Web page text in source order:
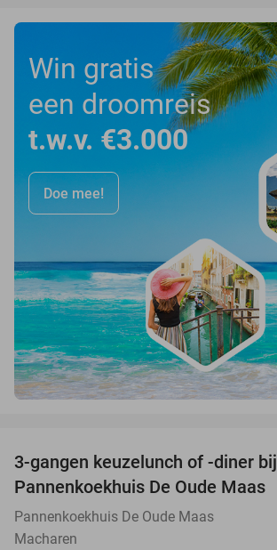
Win gratis
een droomreis
t.w.v. €3.000
Doe mee!
3-gangen keuzelunch of -diner bij
Pannenkoekhuis De Oude Maas
Pannenkoekhuis De Oude Maas
Macharen